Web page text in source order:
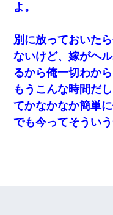
よ。
別に放っておいた
ないけど、嫁がヘ
るから俺一切わから
もうこんな時間だ
てかなかなか簡単
でも今ってそうい